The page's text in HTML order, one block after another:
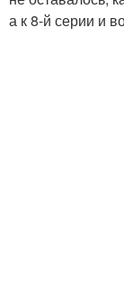
а к 8-й серии и